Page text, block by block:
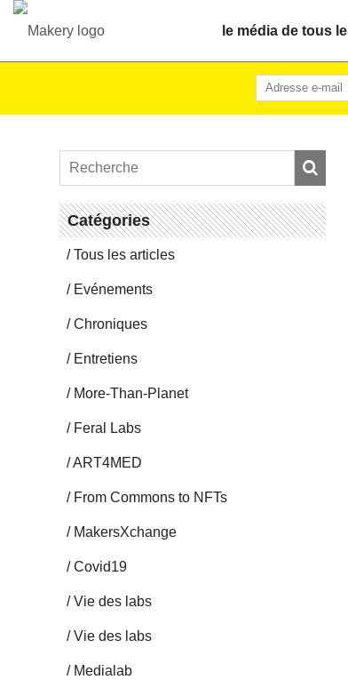
le média de tous
Ca­té­go­ries
Tous les articles
Evé­ne­ments
Chro­niques
En­tre­tiens
More-Than-Pla­net
Feral Labs
ART4MED
From Commons to NFTs
Ma­kersX­change
Covid19
Vie des labs
Vie des labs
Me­dia­lab